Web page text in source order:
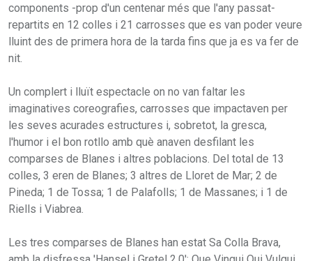
components -prop d'un centenar més que l'any passat-
repartits en 12 colles i 21 carrosses que es van poder veure
lluint des de primera hora de la tarda fins que ja es va fer de
nit.
Un complert i lluït espectacle on no van faltar les
imaginatives coreografies, carrosses que impactaven per
les seves acurades estructures i, sobretot, la gresca,
l'humor i el bon rotllo amb què anaven desfilant les
comparses de Blanes i altres poblacions. Del total de 13
colles, 3 eren de Blanes; 3 altres de Lloret de Mar; 2 de
Pineda; 1 de Tossa; 1 de Palafolls; 1 de Massanes; i 1 de
Riells i Viabrea.
Les tres comparses de Blanes han estat Sa Colla Brava,